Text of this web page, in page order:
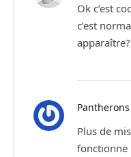
Ok c’est
c’est
apparaître?
Pantherons
Plus de
fonctionne